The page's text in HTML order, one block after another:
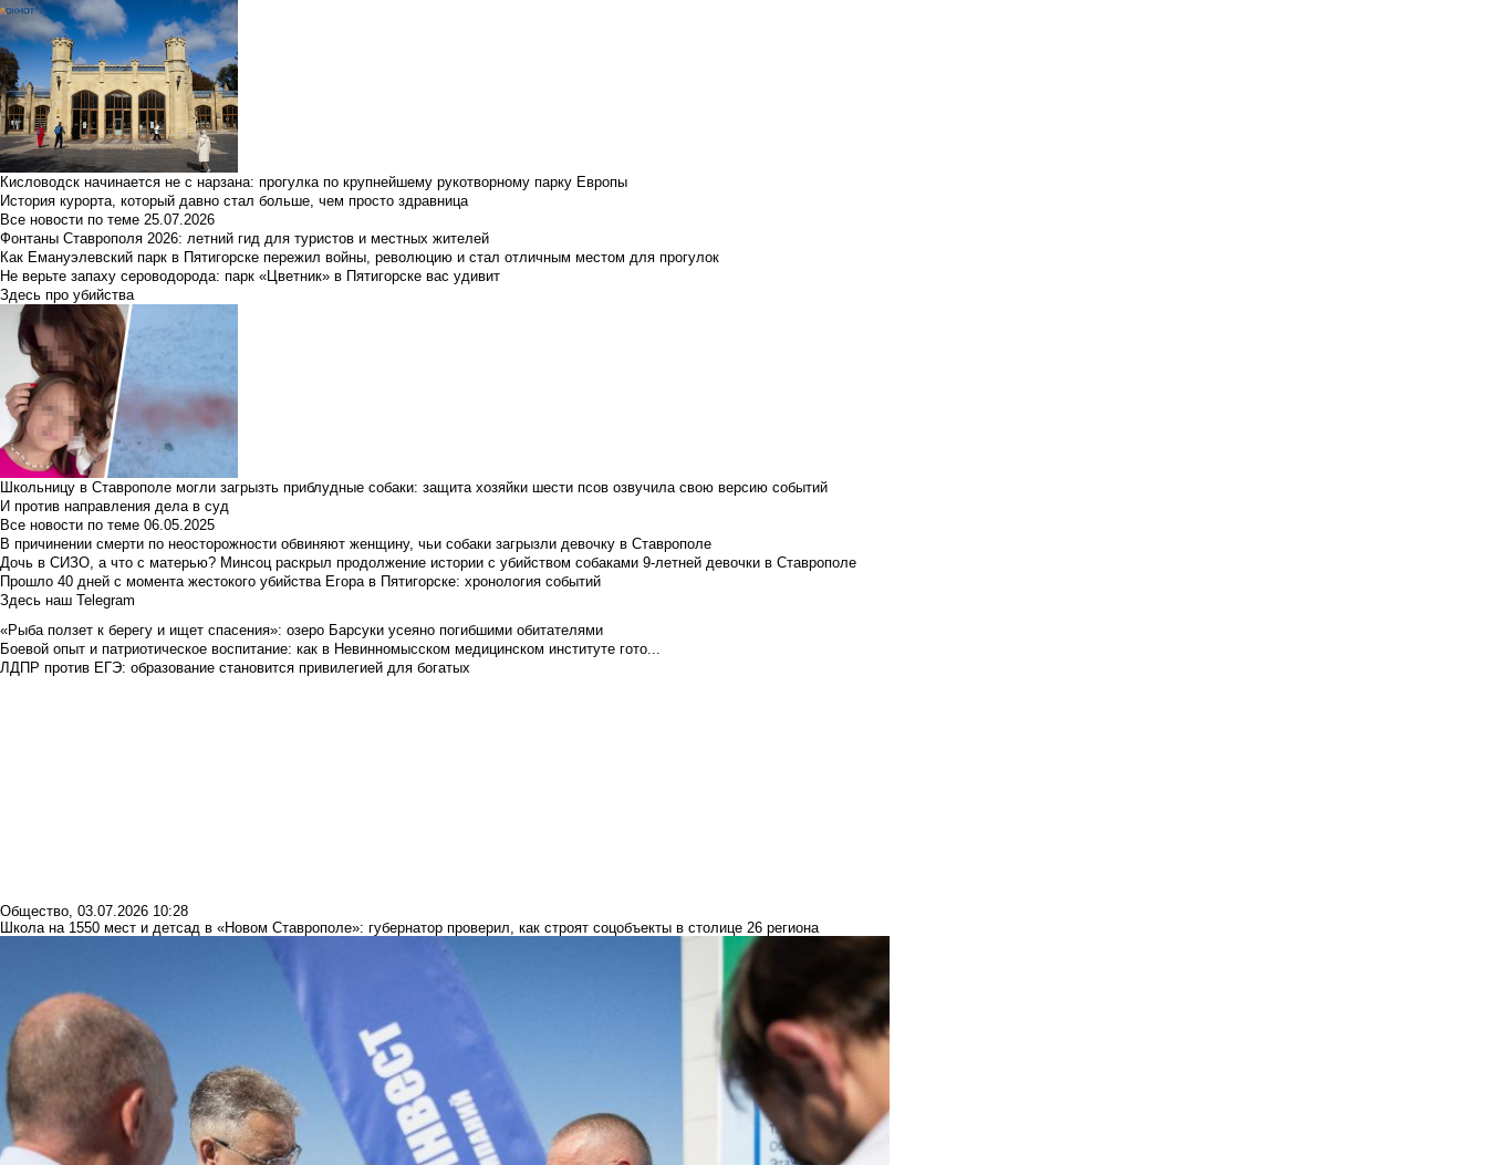
Кисловодск начинается не с нарзана: прогулка по крупнейшему рукотворному парку Европы
История курорта, который давно стал больше, чем просто здравница
Все новости по теме 25.07.2026
Фонтаны Ставрополя 2026: летний гид для туристов и местных жителей
Как Емануэлевский парк в Пятигорске пережил войны, революцию и стал отличным местом для прогулок
Не верьте запаху сероводорода: парк «Цветник» в Пятигорске вас удивит
Здесь про убийства
Школьницу в Ставрополе могли загрызть приблудные собаки: защита хозяйки шести псов озвучила свою версию событий
И против направления дела в суд
Все новости по теме 06.05.2025
В причинении смерти по неосторожности обвиняют женщину, чьи собаки загрызли девочку в Ставрополе
Дочь в СИЗО, а что с матерью? Минсоц раскрыл продолжение истории с убийством собаками 9-летней девочки в Ставрополе
Прошло 40 дней с момента жестокого убийства Егора в Пятигорске: хронология событий
Здесь наш Telegram
«Рыба ползет к берегу и ищет спасения»: озеро Барсуки усеяно погибшими обитателями
Боевой опыт и патриотическое воспитание: как в Невинномысском медицинском институте гото...
ЛДПР против ЕГЭ: образование становится привилегией для богатых
Общество, 03.07.2026 10:28
Школа на 1550 мест и детсад в «Новом Ставрополе»: губернатор проверил, как строят соцобъекты в столице 26 региона